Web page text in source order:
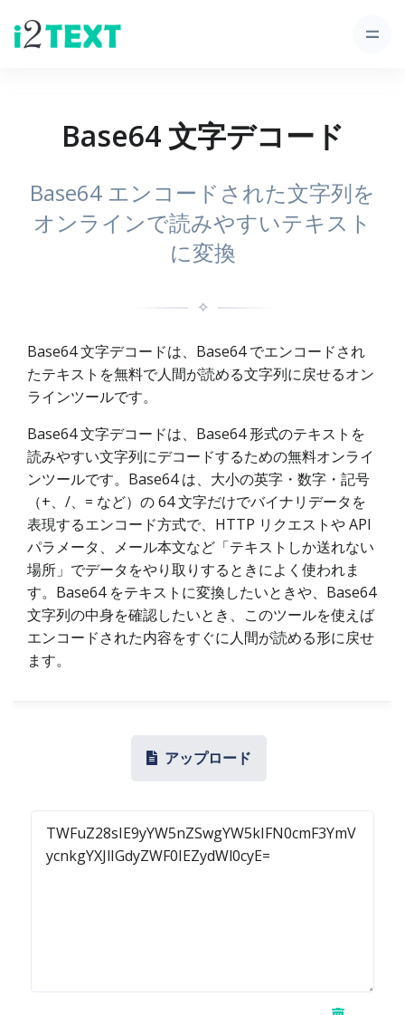
Base64 文字デコード
Base64 エンコードされた文字列を
オンラインで読みやすいテキスト
に変換
✧
Base64 文字デコードは、Base64 でエンコードされ
たテキストを無料で人間が読める文字列に戻せるオン
ラインツールです。
Base64 文字デコードは、Base64 形式のテキストを
読みやすい文字列にデコードするための無料オンライ
ンツールです。Base64 は、大小の英字・数字・記号
（+、/、= など）の 64 文字だけでバイナリデータを
表現するエンコード方式で、HTTP リクエストや API
パラメータ、メール本文など「テキストしか送れない
場所」でデータをやり取りするときによく使われま
す。Base64 をテキストに変換したいときや、Base64
文字列の中身を確認したいとき、このツールを使えば
エンコードされた内容をすぐに人間が読める形に戻せ
ます。
アップロード